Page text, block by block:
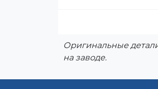
Оригинальные
на заводе.